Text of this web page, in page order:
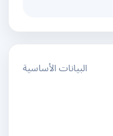
البيانات الأساسية